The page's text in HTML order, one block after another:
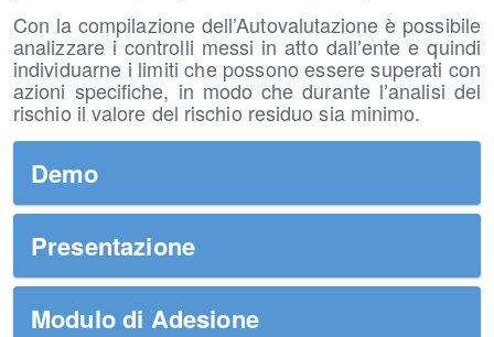
Con la compilazione dell’Autovalutazione è possibile
analizzare i controlli messi in atto dall’ente e quindi
individuarne i limiti che possono essere superati con
azioni specifiche, in modo che durante l’analisi del
rischio il valore del rischio residuo sia minimo.
Demo
Presentazione
Modulo di Adesione